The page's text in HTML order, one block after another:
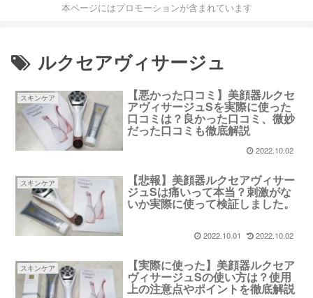
本ページにはプロモーションが含まれています
ルクセアヴィサージュ
スキンケア 【悪かった口コミ】美顔器ルクセ
アヴィサージュSを実際に使った
口コミは？良かった口コミ、微妙
だった口コミも徹底解説
2022.10.02
スキンケア 【悲報】美顔器ルクセアヴィサー
ジュSは痛いって本当？刺激がな
いか実際に使って検証しました。
2022.10.01 2022.10.02
スキンケア 【実際に使った】美顔器ルクセア
ヴィサージュSの使い方は？使用
上の注意点やポイントを徹底解説